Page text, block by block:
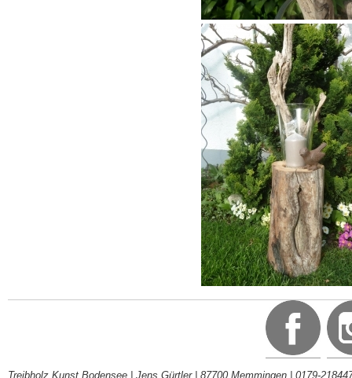
Treibholz Kunst Bodensee | Jens Gürtler | 87700 Memmingen | 0179-